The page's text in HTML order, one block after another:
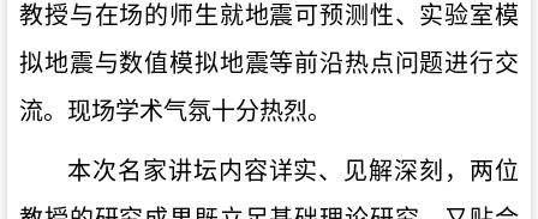
教授与在场的师生就地震可预测性、实验室模
拟地震与数值模拟地震等前沿热点问题进行交
流。现场学术气氛十分热烈。
本次名家讲坛内容详实、见解深刻，两位